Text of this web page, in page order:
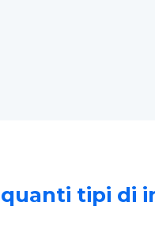
quanti tipi di